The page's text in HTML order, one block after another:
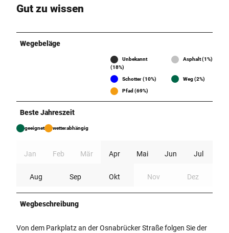
Gut zu wissen
Wegebeläge
Unbekannt
(18%)
Asphalt (1%)
Schotter (10%) Weg (2%)
Pfad (69%)
Beste Jahreszeit
geeignet wetterabhängig
Jan Feb Mär Apr Mai Jun Jul
Aug Sep Okt Nov Dez
Wegbeschreibung
Von dem Parkplatz an der Osnabrücker Straße folgen Sie der